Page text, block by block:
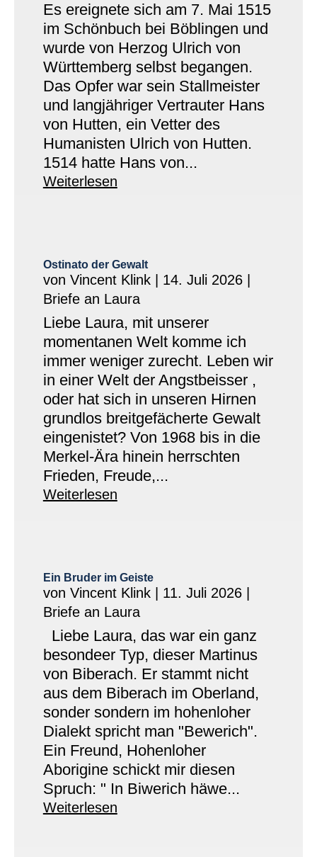
Es ereignete sich am 7. Mai 1515
im Schönbuch bei Böblingen und
wurde von Herzog Ulrich von
Württemberg selbst begangen.
Das Opfer war sein Stallmeister
und langjähriger Vertrauter Hans
von Hutten, ein Vetter des
Humanisten Ulrich von Hutten.
1514 hatte Hans von...
Weiterlesen
Ostinato der Gewalt
von Vincent Klink| 14. Juli 2026|
Briefe an Laura
Liebe Laura, mit unserer
momentanen Welt komme ich
immer weniger zurecht. Leben wir
in einer Welt der Angstbeisser ,
oder hat sich in unseren Hirnen
grundlos breitgefächerte Gewalt
eingenistet? Von 1968 bis in die
Merkel-Ära hinein herrschten
Frieden, Freude,...
Weiterlesen
Ein Bruder im Geiste
von Vincent Klink| 11. Juli 2026|
Briefe an Laura
Liebe Laura, das war ein ganz
besondeer Typ, dieser Martinus
von Biberach. Er stammt nicht
aus dem Biberach im Oberland,
sonder sondern im hohenloher
Dialekt spricht man "Bewerich".
Ein Freund, Hohenloher
Aborigine schickt mir diesen
Spruch: " In Biwerich häwe...
Weiterlesen